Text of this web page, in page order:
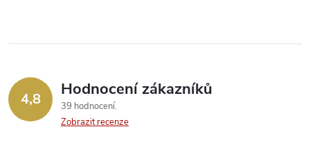
4,8 Hodnocení zákazníků
39 hodnocení
Zobrazit recenze